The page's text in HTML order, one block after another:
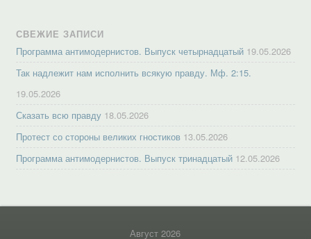
СВЕЖИЕ ЗАПИСИ
Программа антимодернистов. Выпуск четырнадцатый 19.05.2026
Так надлежит нам исполнить всякую правду. Мф. 2:15.
19.05.2026
Сказать всю правду 18.05.2026
Протест со стороны великих гностиков 13.05.2026
Программа антимодернистов. Выпуск тринадцатый 12.05.2026
Август 2026